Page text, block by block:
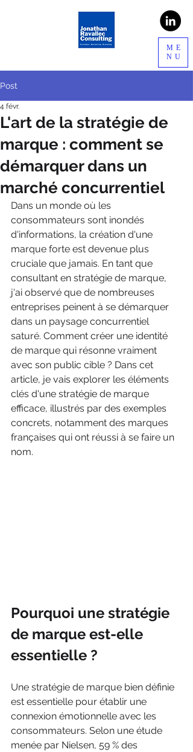
ME
NU
Post
L'art de la stratégie de
marque : comment se
démarquer dans un
marché concurrentiel
4 févr.
Dans un monde où les
consommateurs sont inondés
d'informations, la création d'une
marque forte est devenue plus
cruciale que jamais. En tant que
consultant en stratégie de marque,
j'ai observé que de nombreuses
entreprises peinent à se démarquer
dans un paysage concurrentiel
saturé. Comment créer une identité
de marque qui résonne vraiment
avec son public cible ? Dans cet
article, je vais explorer les éléments
clés d'une stratégie de marque
efficace, illustrés par des exemples
concrets, notamment des marques
françaises qui ont réussi à se faire un
nom.
Pourquoi une stratégie
de marque est-elle
essentielle ?
Une stratégie de marque bien définie
est essentielle pour établir une
connexion émotionnelle avec les
consommateurs. Selon une étude
menée par Nielsen, 59 % des